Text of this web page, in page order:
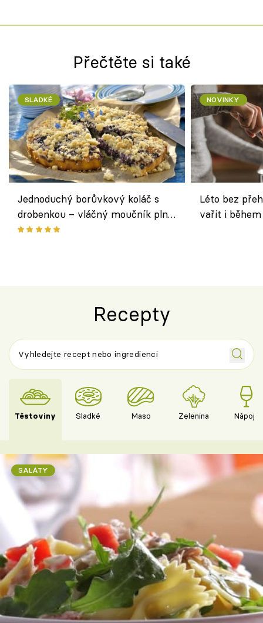
Přečtěte si také
SLADKÉ
Jednoduchý borůvkový koláč s
drobenkou – vláčný moučník plný
ovoce
NOVINKY
Léto bez
vařit i
Recepty
Těstoviny Sladké Maso Zelenina Nápoje
SALÁTY